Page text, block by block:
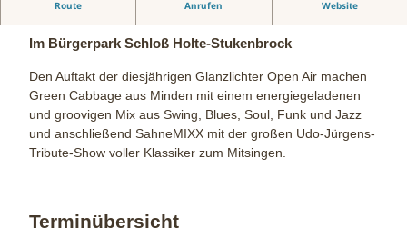
Route Anrufen Website
Glanzlichter Open Air 2026
Im Bürgerpark Schloß Holte-Stukenbrock
Den Auftakt der diesjährigen Glanzlichter Open Air machen
Green Cabbage aus Minden mit einem energiegeladenen
und groovigen Mix aus Swing, Blues, Soul, Funk und Jazz
und anschließend SahneMIXX mit der großen Udo-Jürgens-
Tribute-Show voller Klassiker zum Mitsingen.
Terminübersicht